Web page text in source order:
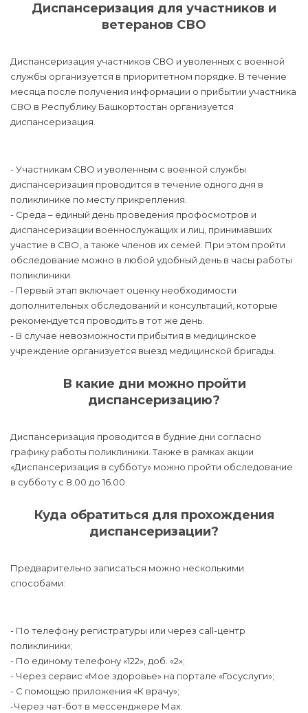
Диспансеризация для участников и
ветеранов СВО
Диспансеризация участников СВО и уволенных с военной
службы организуется в приоритетном порядке. В течение
месяца после получения информации о прибытии участника
СВО в Республику Башкортостан организуется
диспансеризация.
- Участникам СВО и уволенным с военной службы
диспансеризация проводится в течение одного дня в
поликлинике по месту прикрепления.
- Среда – единый день проведения профосмотров и
диспансеризации военнослужащих и лиц, принимавших
участие в СВО, а также членов их семей. При этом пройти
обследование можно в любой удобный день в часы работы
поликлиники.
- Первый этап включает оценку необходимости
дополнительных обследований и консультаций, которые
рекомендуется проводить в тот же день.
- В случае невозможности прибытия в медицинское
учреждение организуется выезд медицинской бригады.
В какие дни можно пройти
диспансеризацию?
Диспансеризация проводится в будние дни согласно
графику работы поликлиники. Также в рамках акции
«Диспансеризация в субботу» можно пройти обследование
в субботу с 8.00 до 16.00.
Куда обратиться для прохождения
диспансеризации?
Предварительно записаться можно несколькими
способами:
- По телефону регистратуры или через call-центр
поликлиники;
- По единому телефону «122», доб. «2»;
- Через сервис «Мое здоровье» на портале «Госуслуги»;
- С помощью приложения «К врачу»;
-Через чат-бот в мессенджере Мах.